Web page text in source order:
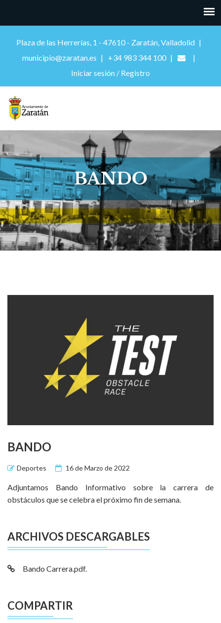
Plaza de las Herrerías, 1 - 47610 - Zaratán, Valladolid
municipio@zaratan.es
+34 983 344 100
Iniciar sesión / Registro
BANDO
BANDO
Deportes 16 de Marzo de 2022
Adjuntamos Bando Informativo sobre la carrera de
obstáculos que se celebra el próximo fin de semana.
ARCHIVOS DESCARGABLES
Bando Carrera.pdf.
COMPARTIR